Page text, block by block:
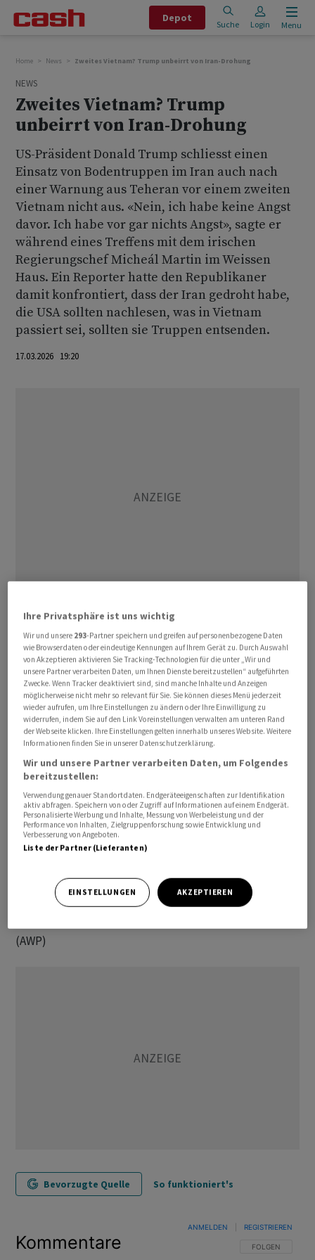
Depot
Suche Login Menu
Home News Zweites Vietnam? Trump unbeirrt von Iran-Drohung
NEWS
Zweites Vietnam? Trump
unbeirrt von Iran-Drohung
US-Präsident Donald Trump schliesst einen
Einsatz von Bodentruppen im Iran auch nach
einer Warnung aus Teheran vor einem zweiten
Vietnam nicht aus. «Nein, ich habe keine Angst
davor. Ich habe vor gar nichts Angst», sagte er
während eines Treffens mit dem irischen
Regierungschef Micheál Martin im Weissen
Haus. Ein Reporter hatte den Republikaner
damit konfrontiert, dass der Iran gedroht habe,
die USA sollten nachlesen, was in Vietnam
passiert sei, sollten sie Truppen entsenden.
17.03.2026 19:20
Trump hatte in den vergangenen Wochen seit Beginn
der Offensive gegen den Iran einen solchen Einsatz nicht
ausgeschlossen. Die Debatte um die sogenannten
«Boots on the ground», also ob es zum Einsatz von
Soldaten auf feindlichem Boden kommt, gilt in den USA
als höchst heikel. Seit den langjährigen und
verlustreichen Kriegen im Irak und in Afghanistan
reagiert die amerikanische Öffentlichkeit besonders
sensibel auf die Entsendung von Bodentruppen in den
Nahen Osten.
Der US-Bodeneinsatz im Vietnam-Krieg entpuppte sich
als Trauma für die Vereinigten Staaten. Trotz
technischer Überlegenheit sass das Militär im
forderte am Ende das Leben Zehntausende US-
Soldaten und spaltete die Gesellschaft./ngu/DP/stw
(AWP)
Bevorzugte Quelle So funktioniert's
Kommentare FOLGE DIESER
FOLGEN
ANMELDEN REGISTRIEREN
Ihre Privatsphäre ist uns wichtig
Wir und unsere 293-Partner speichern und greifen auf personenbezogene Daten
wie Browserdaten oder eindeutige Kennungen auf Ihrem Gerät zu. Durch Auswahl
von Akzeptieren aktivieren Sie Tracking-Technologien für die unter „Wir und
unsere Partner verarbeiten Daten, um Ihnen Dienste bereitzustellen“ aufgeführten
Zwecke. Wenn Tracker deaktiviert sind, sind manche Inhalte und Anzeigen
möglicherweise nicht mehr so relevant für Sie. Sie können dieses Menü jederzeit
wieder aufrufen, um Ihre Einstellungen zu ändern oder Ihre Einwilligung zu
widerrufen, indem Sie auf den Link Voreinstellungen verwalten am unteren Rand
der Webseite klicken. Ihre Einstellungen gelten innerhalb unseres Website. Weitere
Informationen finden Sie in unserer Datenschutzerklärung.
Wir und unsere Partner verarbeiten Daten, um Folgendes
bereitzustellen:
Verwendung genauer Standortdaten. Endgeräteeigenschaften zur Identifikation
aktiv abfragen. Speichern von oder Zugriff auf Informationen auf einem Endgerät.
Personalisierte Werbung und Inhalte, Messung von Werbeleistung und der
Performance von Inhalten, Zielgruppenforschung sowie Entwicklung und
Verbesserung von Angeboten.
Liste der Partner (Lieferanten)
EINSTELLUNGEN AKZEPTIEREN